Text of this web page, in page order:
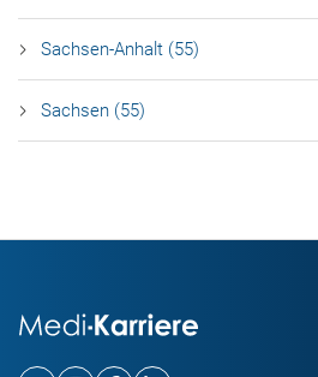
Sachsen-Anhalt (55)
Sachsen (55)